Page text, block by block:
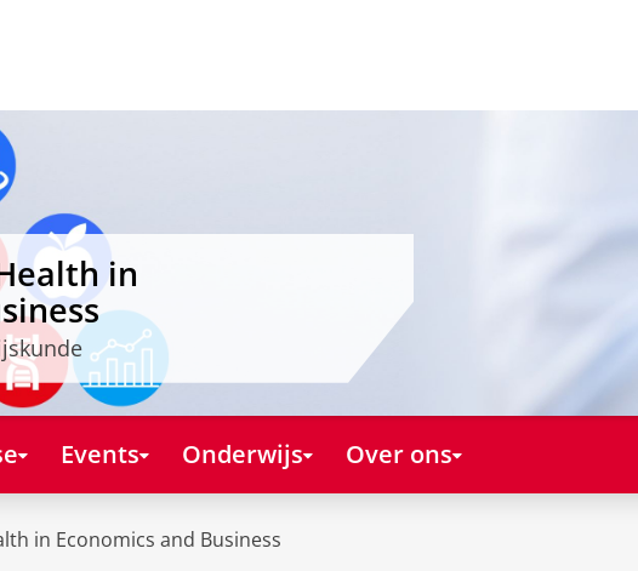
in
Events Onderwijs Over ons
in Economics and Business